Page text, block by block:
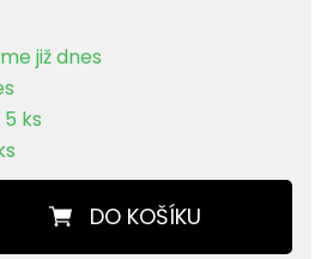
již dnes
ks
DO KOŠÍKU